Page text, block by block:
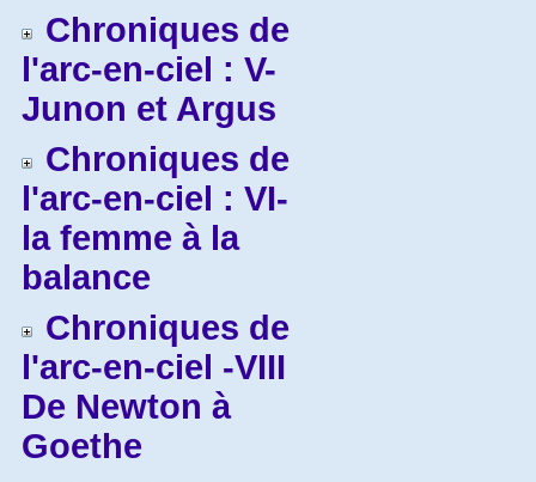
Chroniques de
l'arc-en-ciel : V-
Junon et Argus
Chroniques de
l'arc-en-ciel : VI-
la femme à la
balance
Chroniques de
l'arc-en-ciel -VIII
De Newton à
Goethe